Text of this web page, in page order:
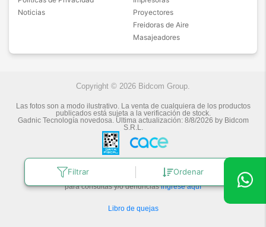
Filtrar Ordenar
Noticias
Proyectores
Freidoras de Aire
Masajeadores
Copyright © 2026 Bidcom Group.
Las fotos son a modo ilustrativo. La venta de cualquiera de los productos
publicados está sujeta a la verificación de stock.
Gadnic Tecnología novedosa.Última actualización: 8/8/2026 by Bidcom
S.R.L.
Botón de arrepentimiento
Defensa de las y los Consumidores
para consultas y/o denunciasingrese aquí
Libro de quejas